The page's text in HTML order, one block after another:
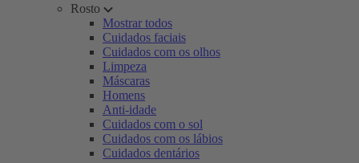
Rosto
Mostrar todos
Cuidados faciais
Cuidados com os olhos
Limpeza
Máscaras
Homens
Anti-idade
Cuidados com o sol
Cuidados com os lábios
Cuidados dentários